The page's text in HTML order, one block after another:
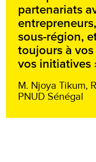
partenariats
sous-région,
toujours à
vos initiatives
M. Njoya Tikum,
PNUD Sénégal